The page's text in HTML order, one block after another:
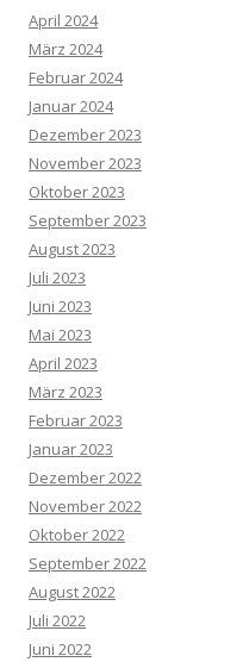
April 2024
März 2024
Februar 2024
Januar 2024
Dezember 2023
November 2023
Oktober 2023
September 2023
August 2023
Juli 2023
Juni 2023
Mai 2023
April 2023
März 2023
Februar 2023
Januar 2023
Dezember 2022
November 2022
Oktober 2022
September 2022
August 2022
Juli 2022
Juni 2022